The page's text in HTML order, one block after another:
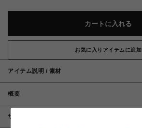
カートに入れる
お気に入りアイテムに追加
アイテム説明 / 素材
概要
サイズ